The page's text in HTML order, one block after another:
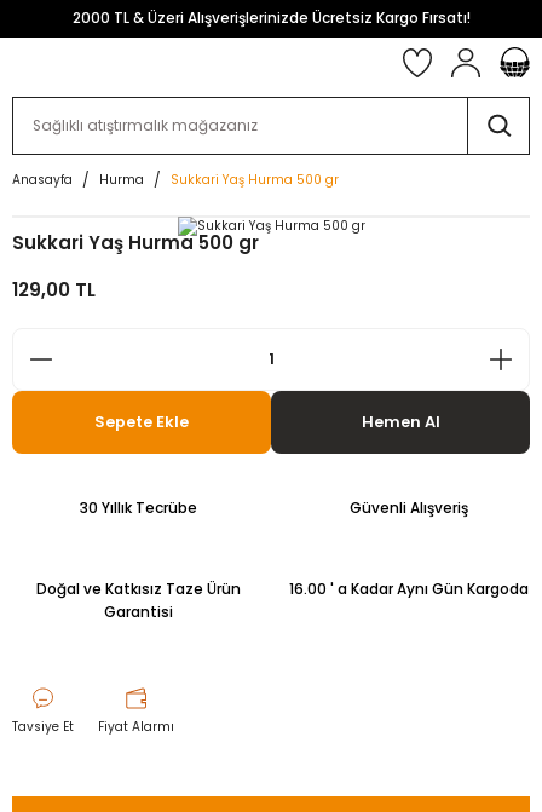
2000 TL & Üzeri Alışverişlerinizde Ücretsiz Kargo Fırsatı!
Anasayfa Hurma Sukkari Yaş Hurma 500 gr
Sukkari Yaş Hurma 500 gr
129,00 TL
Sepete Ekle Hemen Al
30 Yıllık Tecrübe Güvenli Alışveriş
Doğal ve Katkısız Taze Ürün
Garantisi
16.00 ' a Kadar Aynı Gün Kargoda
Tavsiye Et Fiyat Alarmı